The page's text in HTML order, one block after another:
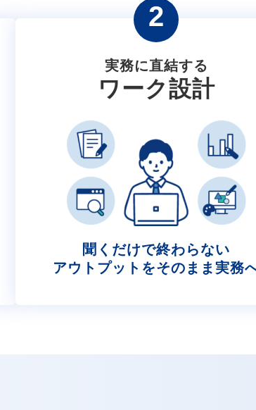
2
実務に直結する
ワーク設計
聞くだけで終わらない
アウトプットをそのまま実務